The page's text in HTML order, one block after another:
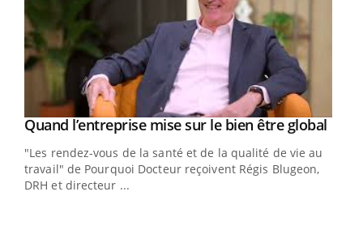
Youtube
Quand l’entreprise mise sur le bien être global
"Les rendez-vous de la santé et de la qualité de vie au
travail" de Pourquoi Docteur reçoivent Régis Blugeon,
DRH et directeur ...